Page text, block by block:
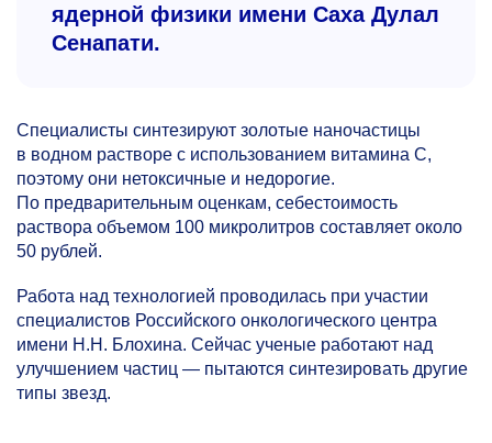
ядерной физики имени Саха Дулал
Сенапати.
Специалисты синтезируют золотые наночастицы
в водном растворе с использованием витамина C,
поэтому они нетоксичные и недорогие.
По предварительным оценкам, себестоимость
раствора объемом 100 микролитров составляет около
50 рублей.
Работа над технологией проводилась при участии
специалистов Российского онкологического центра
имени Н.Н. Блохина. Сейчас ученые работают над
улучшением частиц — пытаются синтезировать другие
типы звезд.